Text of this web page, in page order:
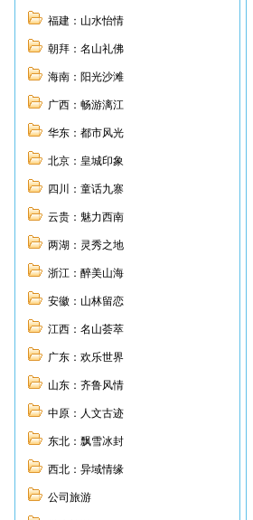
福建：山水怡情
朝拜：名山礼佛
海南：阳光沙滩
广西：畅游漓江
华东：都市风光
北京：皇城印象
四川：童话九寨
云贵：魅力西南
两湖：灵秀之地
浙江：醉美山海
安徽：山林留恋
江西：名山荟萃
广东：欢乐世界
山东：齐鲁风情
中原：人文古迹
东北：飘雪冰封
西北：异域情缘
公司旅游